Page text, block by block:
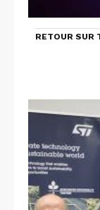
RETOUR SUR